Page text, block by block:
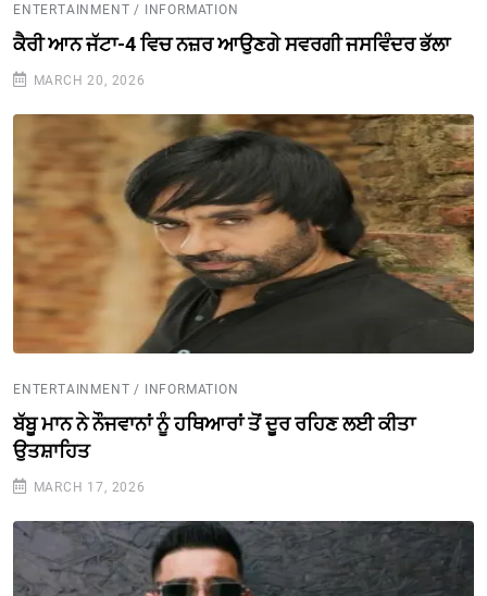
ENTERTAINMENT / INFORMATION
ਕੈਰੀ ਆਨ ਜੱਟਾ-4 ਵਿਚ ਨਜ਼ਰ ਆਉਣਗੇ ਸਵਰਗੀ ਜਸਵਿੰਦਰ ਭੱਲਾ
MARCH 20, 2026
ENTERTAINMENT / INFORMATION
ਬੱਬੂ ਮਾਨ ਨੇ ਨੌਜਵਾਨਾਂ ਨੂੰ ਹਥਿਆਰਾਂ ਤੋਂ ਦੂਰ ਰਹਿਣ ਲਈ ਕੀਤਾ
ਉਤਸ਼ਾਹਿਤ
MARCH 17, 2026